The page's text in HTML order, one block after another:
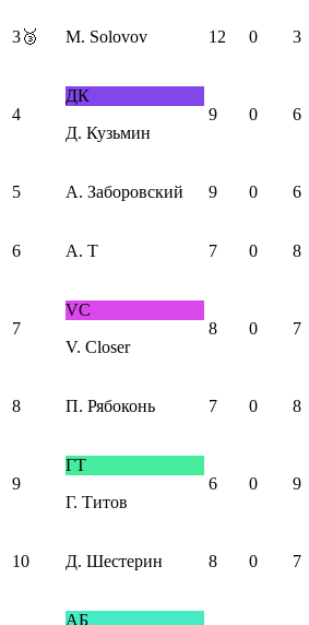
3🥉 M. Solovov 12 0 3
4
ДК
Д. Кузьмин
9 0 6
5 А. Заборовский 9 0 6
6 A. T 7 0 8
7
VC
V. Closer
8 0 7
8 П. Рябоконь 7 0 8
9
ГТ
Г. Титов
6 0 9
10 Д. Шестерин 8 0 7
АБ